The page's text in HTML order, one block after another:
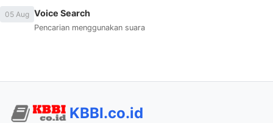
05 Aug Voice Search
Pencarian menggunakan suara
KBBI.co.id